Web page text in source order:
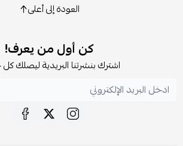
العودة إلى أعلى
كن أول من يعرف!
اشترك بنشرتنا البريدية ليصلك كل جديد.